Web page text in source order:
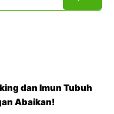
dan Imun Tubuh
Abaikan!